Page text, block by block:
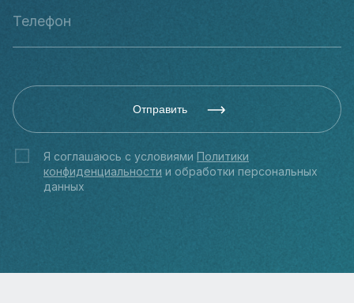
Отправить
Я соглашаюсь с условиями Политики
конфиденциальности и обработки персональных
данных